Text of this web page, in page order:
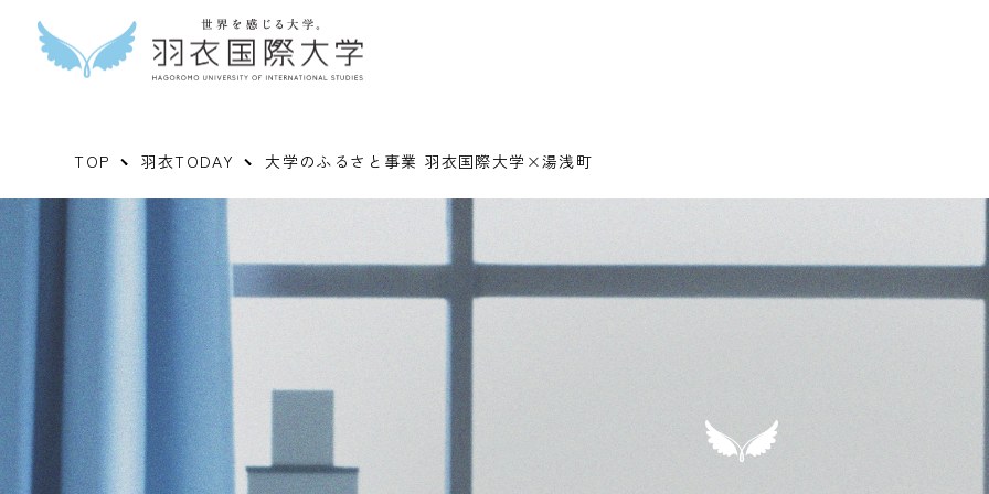
TOP 羽衣TODAY 大学のふるさと事業 羽衣国際大学×湯浅町